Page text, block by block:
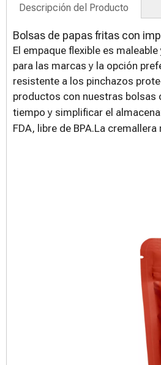
Descripción del Producto
Bolsas de papas fritas con
El empaque flexible es
para las marcas y la opción
resistente a los pinchazos
productos con nuestras bolsas
tiempo y simplificar el
FDA, libre de BPA.La